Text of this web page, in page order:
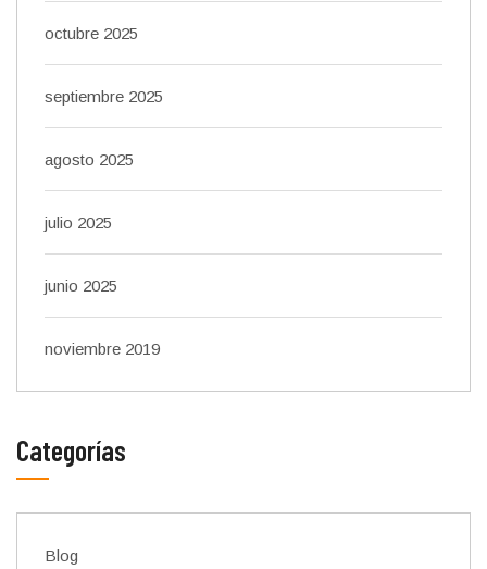
octubre 2025
septiembre 2025
agosto 2025
julio 2025
junio 2025
noviembre 2019
Categorías
Blog